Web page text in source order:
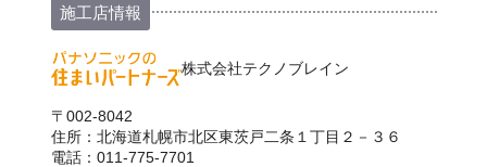
施工店情報
株式会社テクノブレイン
〒002-8042
住所：北海道札幌市北区東茨戸二条１丁目２－３６
電話：011-775-7701